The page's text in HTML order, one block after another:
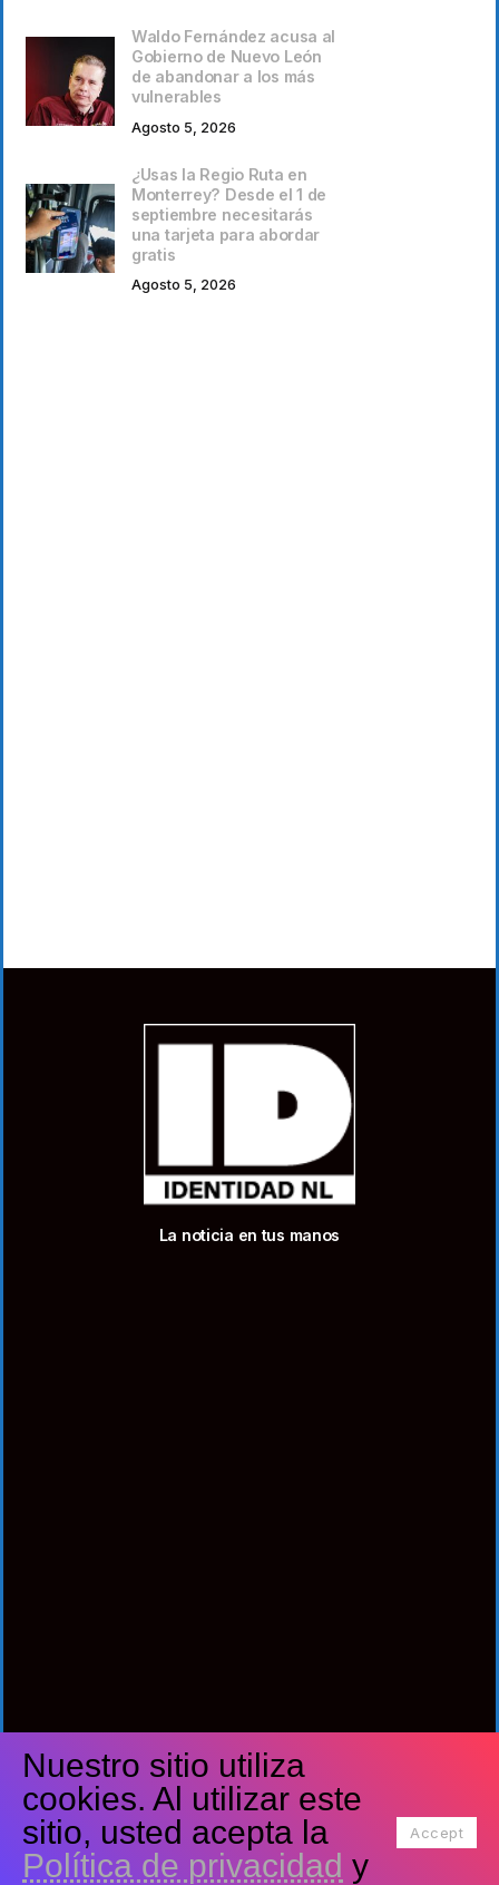
Waldo Fernández acusa al
Gobierno de Nuevo León
de abandonar a los más
vulnerables
Agosto 5, 2026
¿Usas la Regio Ruta en
Monterrey? Desde el 1 de
septiembre necesitarás
una tarjeta para abordar
gratis
Agosto 5, 2026
La noticia en tus manos
Síguenos
Facebook Youtube
Tiktok Instagram
Nuestro sitio utiliza
cookies. Al utilizar este
sitio, usted acepta la
Política de privacidad y
Accept